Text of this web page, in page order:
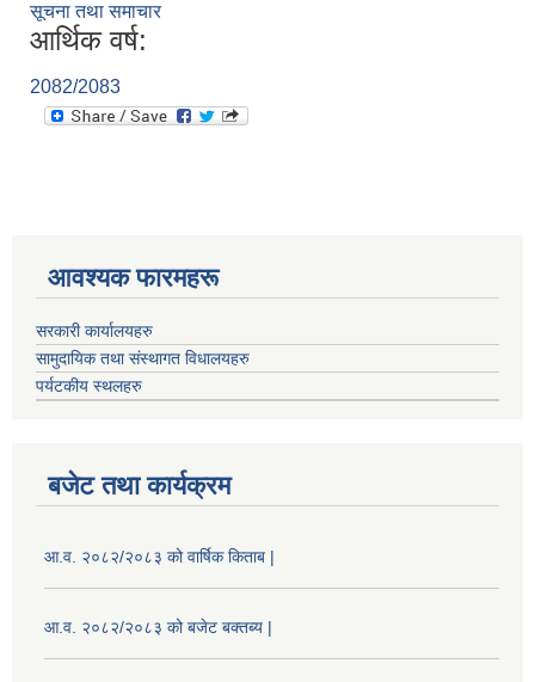
सूचना तथा समाचार
आर्थिक वर्ष:
2082/2083
आवश्यक फारमहरू
सरकारी कार्यालयहरु
सामुदायिक तथा संस्थागत विधालयहरु
पर्यटकीय स्थलहरु
बजेट तथा कार्यक्रम
आ.व. २०८२/२०८३ को वार्षिक किताब |
आ.व. २०८२/२०८३ को बजेट बक्तब्य |